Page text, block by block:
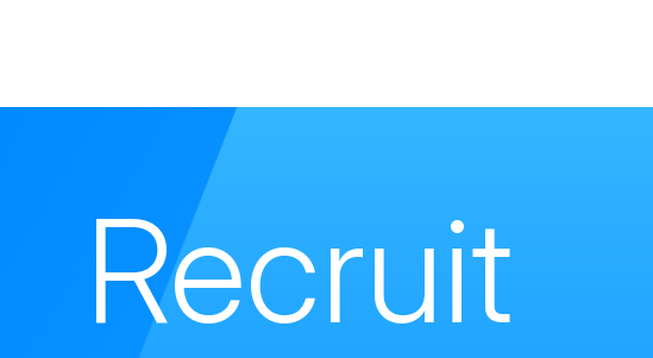
Recruit